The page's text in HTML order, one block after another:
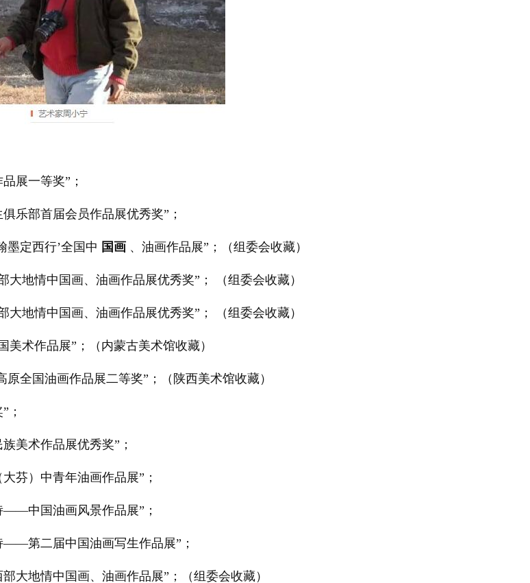
展一等奖”；
乐部首届会员作品展优秀奖”；
墨定西行’全国中 国画 、油画作品展”；（组委会收藏）
地情中国画、油画作品展优秀奖”； （组委会收藏）
地情中国画、油画作品展优秀奖”； （组委会收藏）
美术作品展”；（内蒙古美术馆收藏）
全国油画作品展二等奖”；（陕西美术馆收藏）
；
美术作品展优秀奖”；
芬）中青年油画作品展”；
——中国油画风景作品展”；
——第二届中国油画写生作品展”；
大地情中国画、油画作品展”；（组委会收藏）